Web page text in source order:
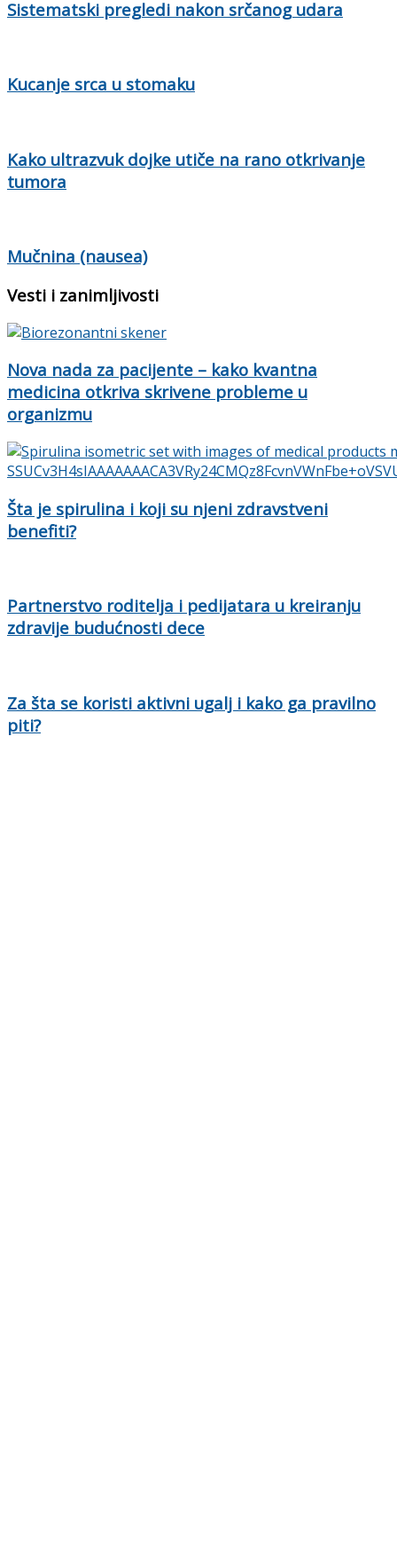
Sistematski pregledi nakon srčanog udara
Kucanje srca u stomaku
Kako ultrazvuk dojke utiče na rano otkrivanje
tumora
Mučnina (nausea)
Vesti i zanimljivosti
Nova nada za pacijente – kako kvantna
medicina otkriva skrivene probleme u
organizmu
Šta je spirulina i koji su njeni zdravstveni
benefiti?
Partnerstvo roditelja i pedijatara u kreiranju
zdravije budućnosti dece
Za šta se koristi aktivni ugalj i kako ga pravilno
piti?